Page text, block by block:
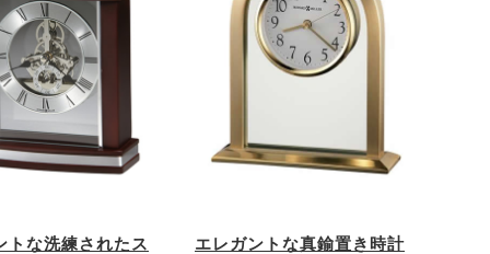
トな洗練されたス
エレガントな真鍮置き時計